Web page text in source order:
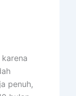
penuh,